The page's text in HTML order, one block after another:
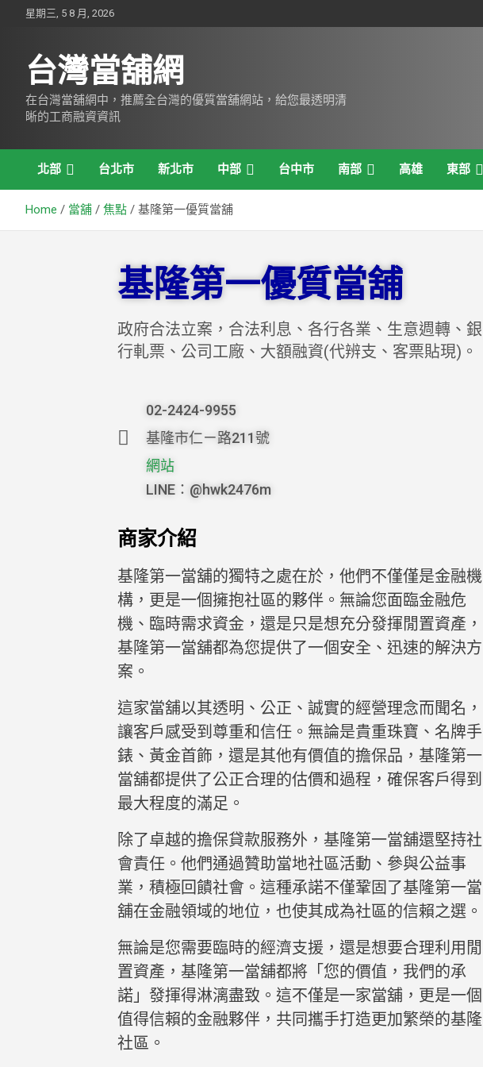
星期三, 5 8 月, 2026
台灣當舖網
在台灣當舖網中，推薦全台灣的優質當舖網站，給您最透明清
晰的工商融資資訊
北部 台北市 新北市 中部 台中市 南部 高雄 東部
Home 當舖 焦點 基隆第一優質當舖
基隆第一優質當舖
政府合法立案，合法利息、各行各業、生意週轉、銀
行軋票、公司工廠、大額融資(代辨支、客票貼現)。
02-2424-9955
基隆市仁ㄧ路211號
網站
LINE：@hwk2476m
商家介紹
基隆第一當舖的獨特之處在於，他們不僅僅是金融機
構，更是一個擁抱社區的夥伴。無論您面臨金融危
機、臨時需求資金，還是只是想充分發揮閒置資產，
基隆第一當舖都為您提供了一個安全、迅速的解決方
案。
這家當舖以其透明、公正、誠實的經營理念而聞名，
讓客戶感受到尊重和信任。無論是貴重珠寶、名牌手
錶、黃金首飾，還是其他有價值的擔保品，基隆第一
當舖都提供了公正合理的估價和過程，確保客戶得到
最大程度的滿足。
除了卓越的擔保貸款服務外，基隆第一當舖還堅持社
會責任。他們通過贊助當地社區活動、參與公益事
業，積極回饋社會。這種承諾不僅鞏固了基隆第一當
舖在金融領域的地位，也使其成為社區的信賴之選。
無論是您需要臨時的經濟支援，還是想要合理利用閒
置資產，基隆第一當舖都將「您的價值，我們的承
諾」發揮得淋漓盡致。這不僅是一家當舖，更是一個
值得信賴的金融夥伴，共同攜手打造更加繁榮的基隆
社區。